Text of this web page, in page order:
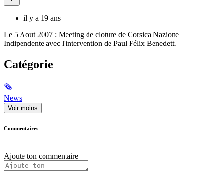
il y a 19 ans
Le 5 Aout 2007 : Meeting de cloture de Corsica Nazione
Indipendente avec l'intervention de Paul Félix Benedetti
Catégorie
🗞
News
Voir moins
Commentaires
Ajoute ton commentaire